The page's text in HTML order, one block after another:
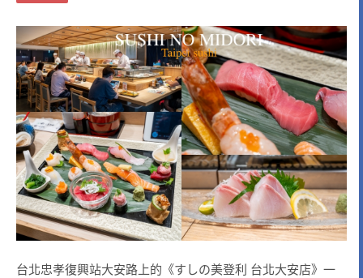
台北忠孝復興站大安路上的《すしの美登利 台北大安店》一